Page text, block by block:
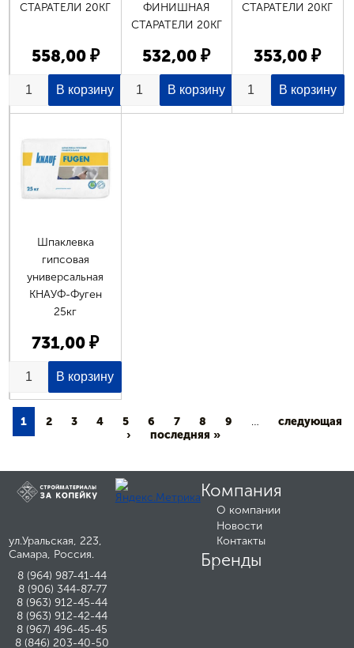
СТАРАТЕЛИ 20КГ
558,00 ₽
ФИНИШНАЯ
СТАРАТЕЛИ 20КГ
532,00 ₽
СТАРАТЕЛИ 20КГ
353,00 ₽
Шпаклевка
гипсовая
универсальная
КНАУФ-Фуген
25кг
731,00 ₽
1 2 3 4 5 6 7 8 9 …
следующая
›
последняя »
ул.Уральская, 223,
Самара, Россия.
8 (964) 987-41-44
8 (906) 344-87-77
8 (963) 912-45-44
8 (963) 912-42-44
8 (967) 496-45-45
8 (846) 203-40-50
Компания
О компании
Новости
Контакты
Бренды